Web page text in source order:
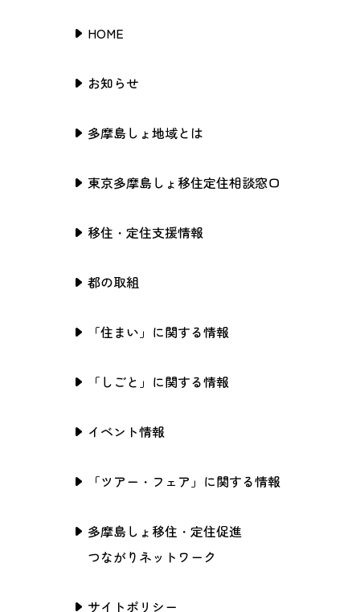
HOME
お知らせ
多摩島しょ地域とは
東京多摩島しょ移住定住相談窓口
移住・定住支援情報
都の取組
「住まい」に関する情報
「しごと」に関する情報
イベント情報
「ツアー・フェア」に関する情報
多摩島しょ移住・定住促進
つながりネットワーク
サイトポリシー